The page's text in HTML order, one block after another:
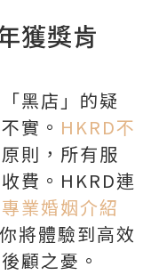
獲獎肯
黑店」的疑
實。 HKRD不
則，所有服
費。HKRD連
專業婚姻介紹
將體驗到高效
顧之憂。